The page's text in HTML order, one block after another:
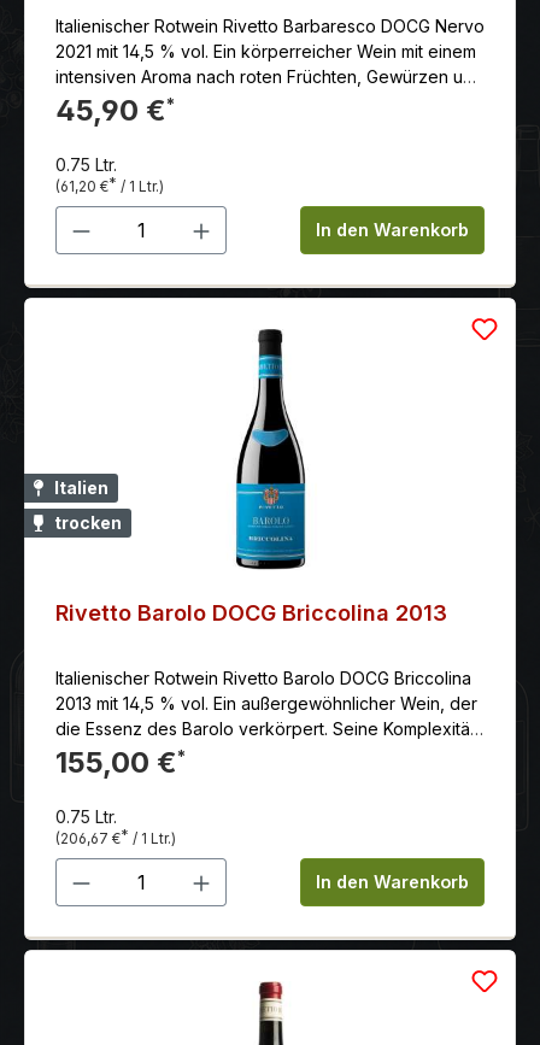
Italienischer Rotwein Rivetto Barbaresco DOCG Nervo
2021 mit 14,5 % vol. Ein körperreicher Wein mit einem
intensiven Aroma nach roten Früchten, Gewürzen und
Veilchen. Am Gaumen ist er samtig und elegant mit gut
eingebundenen Tanninen
45,90 €*
0.75 Ltr.
(61,20 €* / 1 Ltr.)
Produkt Anzahl: Gib denIn den Warenkorb
Italien
trocken
Rivetto Barolo DOCG Briccolina 2013
Italienischer Rotwein Rivetto Barolo DOCG Briccolina
2013 mit 14,5 % vol. Ein außergewöhnlicher Wein, der
die Essenz des Barolo verkörpert. Seine Komplexität,
Eleganz und das Potenzial zur Alterung machen ihn
zu einem wahren Schatz für Weinliebhaber.
155,00 €*
0.75 Ltr.
(206,67 €* / 1 Ltr.)
Produkt Anzahl: Gib denIn den Warenkorb